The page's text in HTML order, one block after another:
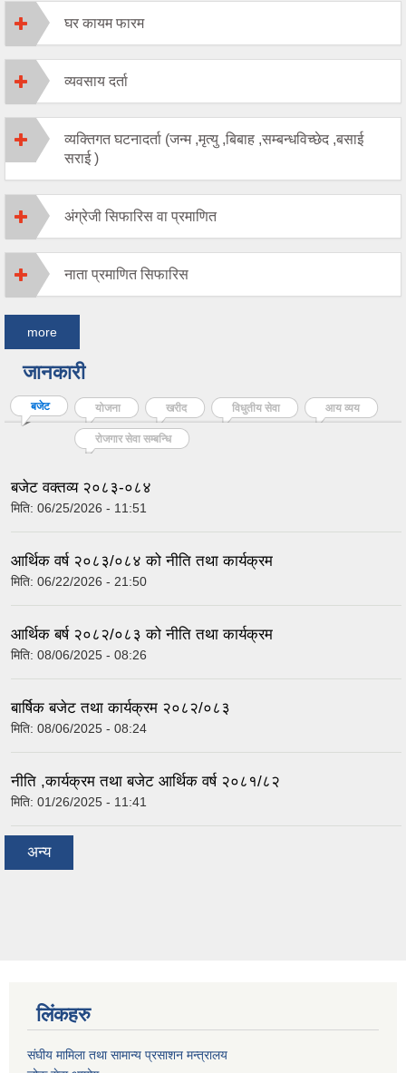
घर कायम फारम
व्यवसाय दर्ता
व्यक्तिगत घटनादर्ता (जन्म ,मृत्यु ,बिबाह ,सम्बन्धविच्छेद ,बसाई
सराई )
अंग्रेजी सिफारिस वा प्रमाणित
नाता प्रमाणित सिफारिस
more
जानकारी
बजेट(active tab)योजना खरीद विधुतीय सेवा आय व्यय
रोजगार सेवा सम्बन्धि
बजेट वक्तव्य २०८३-०८४
मिति: 06/25/2026 - 11:51
आर्थिक वर्ष २०८३/०८४ को नीति तथा कार्यक्रम
मिति: 06/22/2026 - 21:50
आर्थिक बर्ष २०८२/०८३ को नीति तथा कार्यक्रम
मिति: 08/06/2025 - 08:26
बार्षिक बजेट तथा कार्यक्रम २०८२/०८३
मिति: 08/06/2025 - 08:24
नीति ,कार्यक्रम तथा बजेट आर्थिक वर्ष २०८१/८२
मिति: 01/26/2025 - 11:41
अन्य
लिंकहरु
संघीय मामिला तथा सामान्य प्रसाशन मन्त्रालय